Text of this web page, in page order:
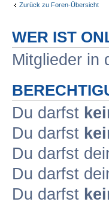
Zurück zu Foren-Übersicht
WER IST
Mitglieder in
Du darfst
Du darfst
Du darfst
Du darfst
Du darfst